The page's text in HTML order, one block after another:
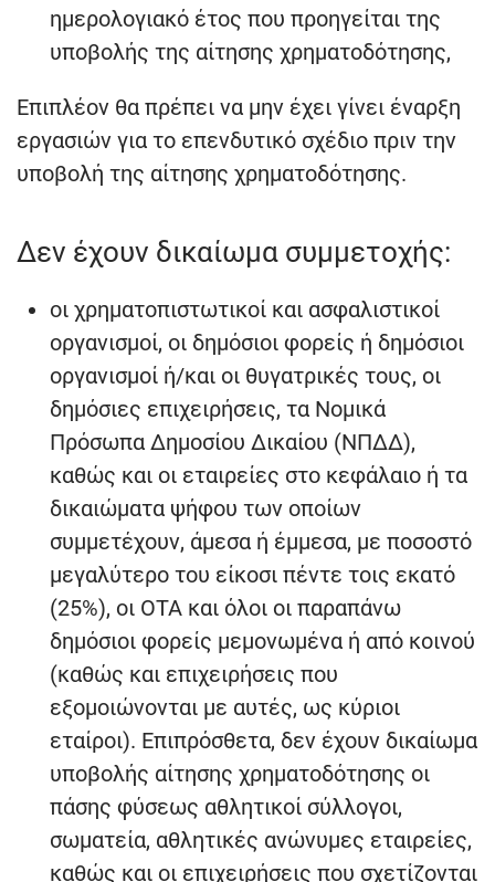
ημερολογιακό έτος που προηγείται της
υποβολής της αίτησης χρηματοδότησης,
Επιπλέον θα πρέπει να μην έχει γίνει έναρξη
εργασιών για το επενδυτικό σχέδιο πριν την
υποβολή της αίτησης χρηματοδότησης.
Δεν έχουν δικαίωμα συμμετοχής:
οι χρηματοπιστωτικοί και ασφαλιστικοί
οργανισμοί, οι δημόσιοι φορείς ή δημόσιοι
οργανισμοί ή/και οι θυγατρικές τους, οι
δημόσιες επιχειρήσεις, τα Νομικά
Πρόσωπα Δημοσίου Δικαίου (ΝΠΔΔ),
καθώς και οι εταιρείες στο κεφάλαιο ή τα
δικαιώματα ψήφου των οποίων
συμμετέχουν, άμεσα ή έμμεσα, με ποσοστό
μεγαλύτερο του είκοσι πέντε τοις εκατό
(25%), οι ΟΤΑ και όλοι οι παραπάνω
δημόσιοι φορείς μεμονωμένα ή από κοινού
(καθώς και επιχειρήσεις που
εξομοιώνονται με αυτές, ως κύριοι
εταίροι). Επιπρόσθετα, δεν έχουν δικαίωμα
υποβολής αίτησης χρηματοδότησης οι
πάσης φύσεως αθλητικοί σύλλογοι,
σωματεία, αθλητικές ανώνυμες εταιρείες,
καθώς και οι επιχειρήσεις που σχετίζονται